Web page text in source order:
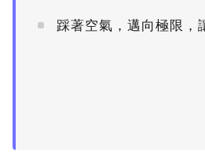
踩著空氣，邁向極限，